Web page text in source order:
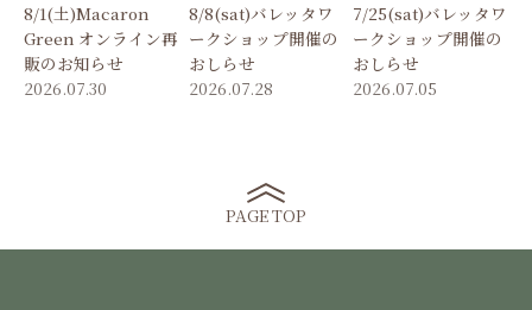
8/1(土)Macaron
Green オンライン再
販のお知らせ
2026.07.30
8/8(sat)バレッタワ
ークショップ開催の
おしらせ
2026.07.28
7/25(sat)バレッタワ
ークショップ開催の
おしらせ
2026.07.05
PAGE TOP